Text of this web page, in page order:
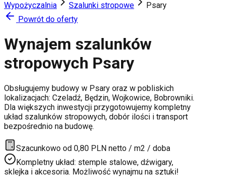
Wypożyczalnia Szalunki stropowe
Psary
Powrót do oferty
Wynajem szalunków
stropowych Psary
Obsługujemy budowy w Psary oraz w pobliskich
lokalizacjach: Czeladź, Będzin, Wojkowice, Bobrowniki.
Dla większych inwestycji przygotowujemy kompletny
układ szalunków stropowych, dobór ilości i transport
bezpośrednio na budowę.
Szacunkowo od 0,80 PLN netto / m2 / doba
Kompletny układ: stemple stalowe, dźwigary,
sklejka i akcesoria. Możliwość wynajmu na sztuki!